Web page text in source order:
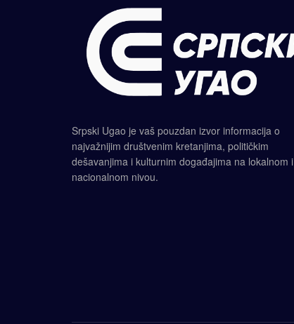
Srpski Ugao je vaš pouzdan izvor informacija o
najvažnijim društvenim kretanjima, političkim
dešavanjima i kulturnim događajima na lokalnom i
nacionalnom nivou.